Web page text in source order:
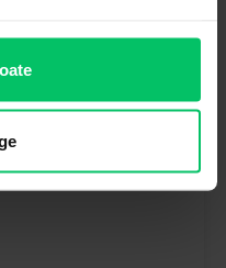
si pentru ca ai ales
Bun